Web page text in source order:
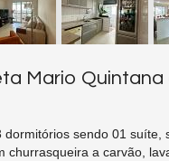
Mario Quintana
sendo 01 suíte,
a carvão,